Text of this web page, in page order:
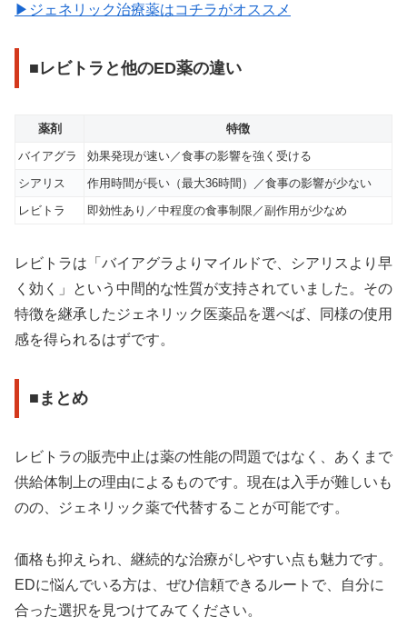
▶ジェネリック治療薬はコチラがオススメ
■レビトラと他のED薬の違い
薬剤
特徴
バイアグラ
効果発現が速い／食事の影響を強く受ける
シアリス
作用時間が長い（最大36時間）／食事の影響が少ない
レビトラ
即効性あり／中程度の食事制限／副作用が少なめ
レビトラは「バイアグラよりマイルドで、シアリスより早
く効く」という中間的な性質が支持されていました。その
特徴を継承したジェネリック医薬品を選べば、同様の使用
感を得られるはずです。
■まとめ
レビトラの販売中止は薬の性能の問題ではなく、あくまで
供給体制上の理由によるものです。現在は入手が難しいも
のの、ジェネリック薬で代替することが可能です。
価格も抑えられ、継続的な治療がしやすい点も魅力です。
EDに悩んでいる方は、ぜひ信頼できるルートで、自分に
合った選択を見つけてみてください。